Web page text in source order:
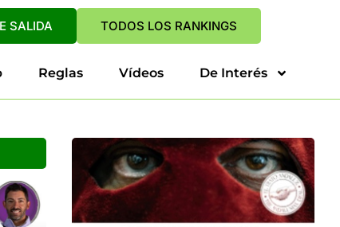
SALIDA TODOS LOS RANKINGS
Reglas Vídeos De Interés